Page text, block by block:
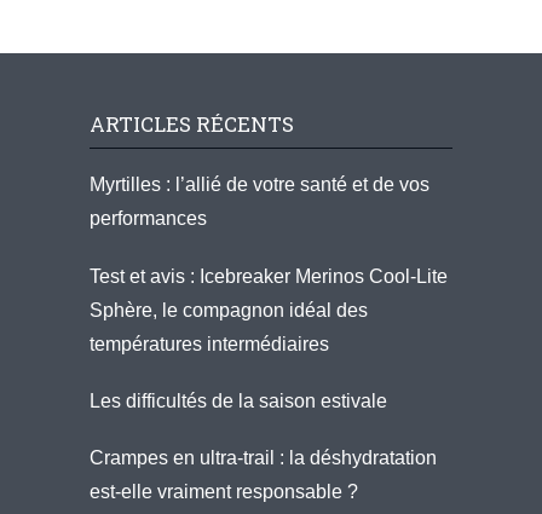
ARTICLES RÉCENTS
Myrtilles : l’allié de votre santé et de vos
performances
Test et avis : Icebreaker Merinos Cool-Lite
Sphère, le compagnon idéal des
températures intermédiaires
Les difficultés de la saison estivale
Crampes en ultra-trail : la déshydratation
est-elle vraiment responsable ?